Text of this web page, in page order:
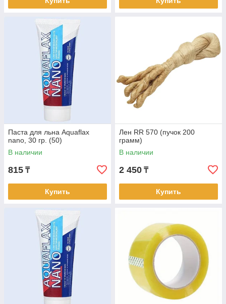
Паста для льна Aquaflax
nano, 30 гр. (50)
В наличии
815 ₸
Купить
Лен RR 570 (пучок 200
грамм)
В наличии
2 450 ₸
Купить